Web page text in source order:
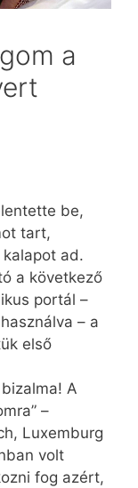
a
be,
tart,
ad.
a következő
portál –
– a
első
A
–
Luxemburg
volt
fog azért,